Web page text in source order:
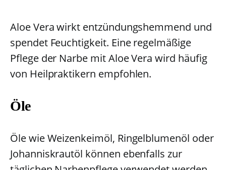
Aloe Vera wirkt entzündungshemmend und
spendet Feuchtigkeit. Eine regelmäßige
Pflege der Narbe mit Aloe Vera wird häufig
von Heilpraktikern empfohlen.
Öle
Öle wie Weizenkeimöl, Ringelblumenöl oder
Johanniskrautöl können ebenfalls zur